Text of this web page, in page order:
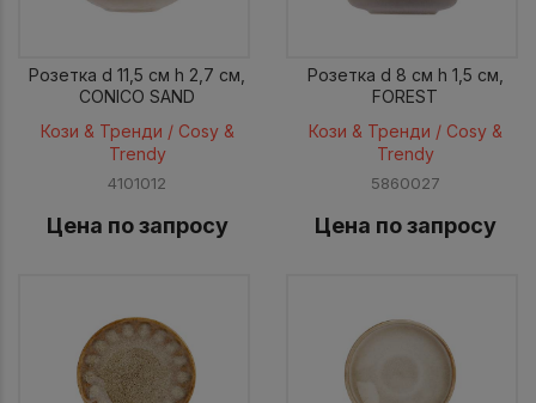
Розетка d 11,5 см h 2,7 см,
CONICO SAND
Кози & Тренди / Cosy &
Trendy
4101012
Цена по запросу
Розетка d 8 см h 1,5 см,
FOREST
Кози & Тренди / Cosy &
Trendy
5860027
Цена по запросу